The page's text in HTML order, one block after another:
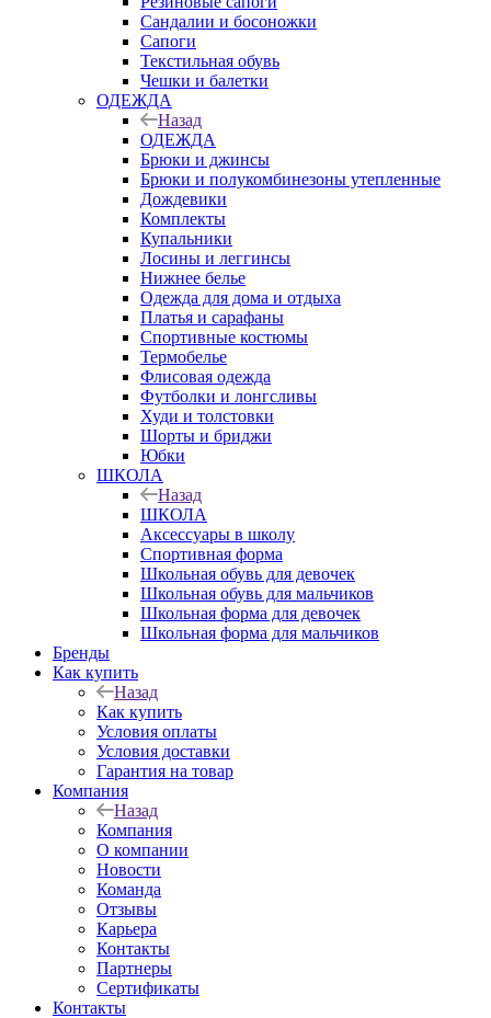
Сандалии и босоножки
Сапоги
Текстильная обувь
Чешки и балетки
ОДЕЖДА
Назад
ОДЕЖДА
Брюки и джинсы
Брюки и полукомбинезоны утепленные
Дождевики
Комплекты
Купальники
Лосины и леггинсы
Нижнее белье
Одежда для дома и отдыха
Платья и сарафаны
Спортивные костюмы
Термобелье
Флисовая одежда
Футболки и лонгсливы
Худи и толстовки
Шорты и бриджи
Юбки
ШКОЛА
Назад
ШКОЛА
Аксессуары в школу
Спортивная форма
Школьная обувь для девочек
Школьная обувь для мальчиков
Школьная форма для девочек
Школьная форма для мальчиков
Бренды
Как купить
Назад
Как купить
Условия оплаты
Условия доставки
Гарантия на товар
Компания
Назад
Компания
О компании
Новости
Команда
Отзывы
Карьера
Контакты
Партнеры
Сертификаты
Контакты